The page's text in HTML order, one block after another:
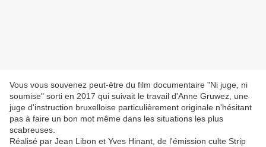
Vous vous souvenez peut-être du film documentaire "Ni juge, ni
soumise" sorti en 2017 qui suivait le travail d'Anne Gruwez, une
juge d'instruction bruxelloise particulièrement originale n'hésitant
pas à faire un bon mot même dans les situations les plus
scabreuses.
Réalisé par Jean Libon et Yves Hinant, de l'émission culte Strip